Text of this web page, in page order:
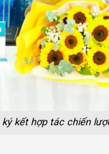
ký kết hợp tác chiến